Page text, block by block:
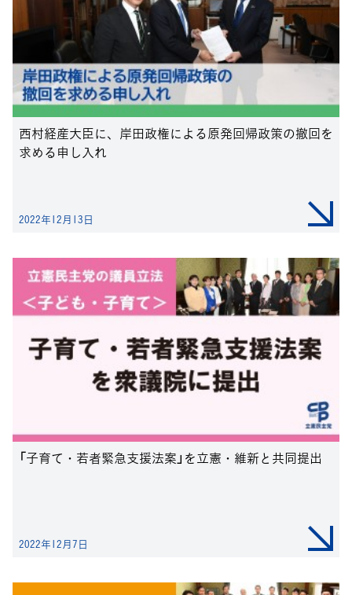
西村経産大臣に、岸田政権による原発回帰政策の撤回を
求める申し入れ
2022年12月13日
「子育て・若者緊急支援法案」を立憲・維新と共同提出
2022年12月7日